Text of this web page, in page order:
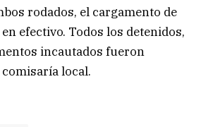
rodados, el cargamento de
efectivo. Todos los detenidos,
incautados fueron
local.